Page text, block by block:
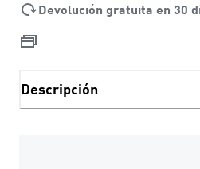
Devolución gratuita en 30
Descripción